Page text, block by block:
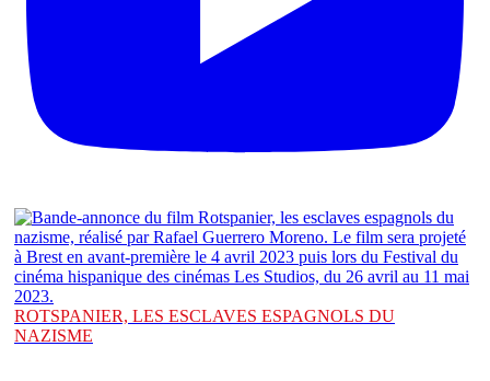
ROTSPANIER, LES ESCLAVES ESPAGNOLS DU
NAZISME